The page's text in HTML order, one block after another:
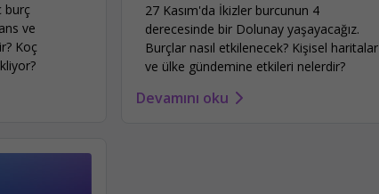
burç
ve
Koç
27 Kasım'da İkizler burcunun 4
derecesinde bir Dolunay yaşayacağız.
Burçlar nasıl etkilenecek? Kişisel haritalar
ve ülke gündemine etkileri nelerdir?
Devamını oku